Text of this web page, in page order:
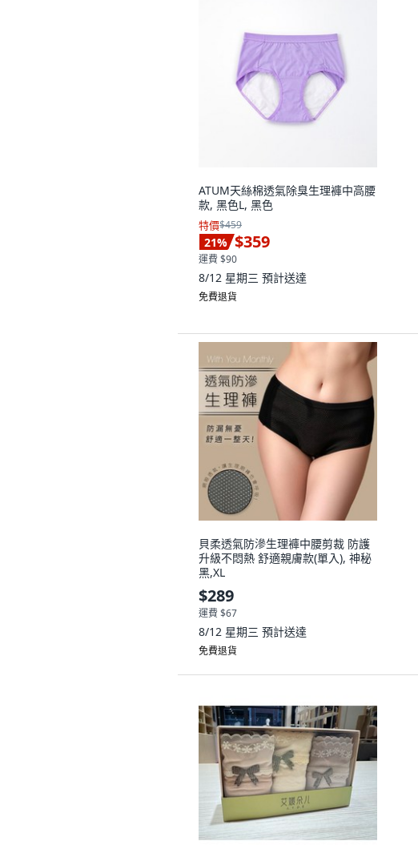
ATUM天絲棉透氣除臭生理褲中高腰
款, 黑色L, 黑色
特價$459
21% $359
運費 $90
8/12 星期三 預計送達
免費退貨
貝柔透氣防滲生理褲中腰剪裁 防護
升級不悶熱 舒適親膚款(單入), 神秘
黑,XL
$289
運費 $67
8/12 星期三 預計送達
免費退貨